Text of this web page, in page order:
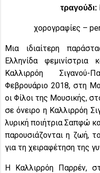
τραγούδι:
χορογραφίες –
Μια ιδιαίτερη
Ελληνίδα φεμινίστρια
Καλλιρρόη
Φεβρουάριο 2018, στη
οι Φίλοι της Μουσικής,
σε όνειρο η Καλλιρρόη
λυρική ποιήτρια Σαπφώ
παρουσιάζονται η ζωή,
για τη χειραφέτηση της
Η Καλλιρρόη Παρρέν,